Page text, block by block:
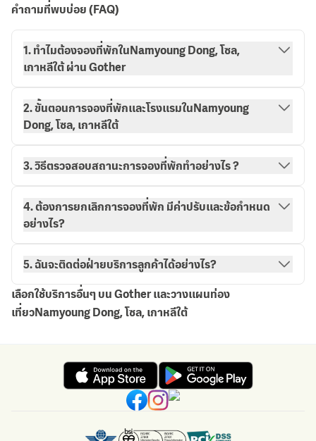
คำถามที่พบบ่อย (FAQ)
1. ทำไมต้องจองที่พักในNamyoung Dong, โซล,
เกาหลีใต้ ผ่าน Gother
2. ขั้นตอนการจองที่พักและโรงแรมในNamyoung
Dong, โซล, เกาหลีใต้
3. วิธีตรวจสอบสถานะการจองที่พักทำอย่างไร ?
การจองของฉัน
4. ต้องการยกเลิกการจองที่พัก มีค่าปรับและข้อกำหนด
อย่างไร?
5. ฉันจะติดต่อฝ่ายบริการลูกค้าได้อย่างไร?
เลือกใช้บริการอื่นๆ บน Gother และวางแผนท่อง
เที่ยวNamyoung Dong, โซล, เกาหลีใต้